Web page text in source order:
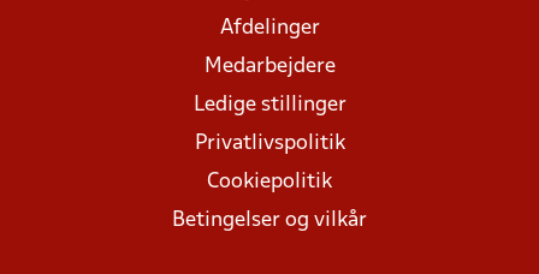
Afdelinger
Medarbejdere
Ledige stillinger
Privatlivspolitik
Cookiepolitik
Betingelser og vilkår